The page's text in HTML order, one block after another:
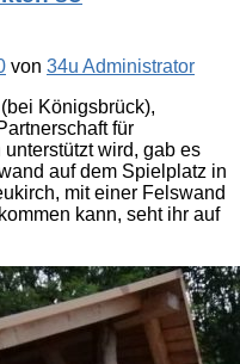
von 34u Administrator
Königsbrück),
für
wird, gab es
auf dem Spielplatz in
mit einer Felswand
kann, seht ihr auf